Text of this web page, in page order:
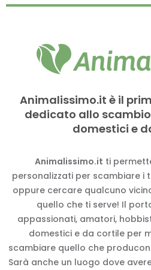
Animalissimo.it è il
dedicato allo
domestici e
Animalissimo.it ti
personalizzati per scambiare i
oppure cercare qualcuno
quello che ti serve! Il
appassionati, amatori,
domestici e da cortile per
scambiare quello che
Sarà anche un luogo dove